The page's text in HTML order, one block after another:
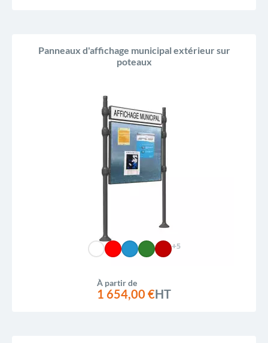
Panneaux d'affichage municipal extérieur sur
poteaux
+5
À partir de
1 654,00 €HT